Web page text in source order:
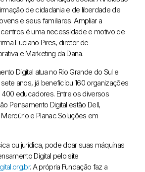
de cidadania e de liberdade de
e seus familiares. Ampliar a
é uma necessidade e motivo de
Luciano Pires, diretor de
e Marketing da Dana.
Digital atua no Rio Grande do Sul e
anos, já beneficiou 160 organizações
educadores. Entre os diversos
Pensamento Digital estão Dell,
e Planac Soluções em
ou jurídica, pode doar suas máquinas
Digital pelo site
. A própria Fundação faz a